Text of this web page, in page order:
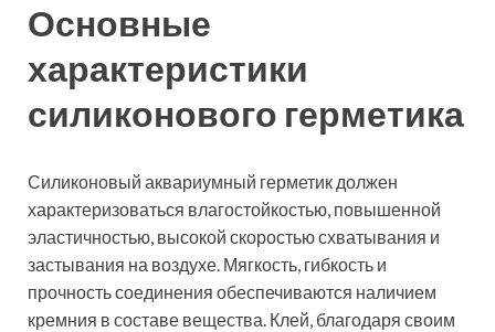
Основные
характеристики
силиконового герметика
Силиконовый аквариумный герметик должен
характеризоваться влагостойкостью, повышенной
эластичностью, высокой скоростью схватывания и
застывания на воздухе. Мягкость, гибкость и
прочность соединения обеспечиваются наличием
кремния в составе вещества. Клей, благодаря своим